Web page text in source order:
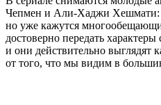
Чепмен и Али-Хаджи Хешмати:
но уже кажутся
достоверно передать
и они действительно выглядят
от того, что мы видим в